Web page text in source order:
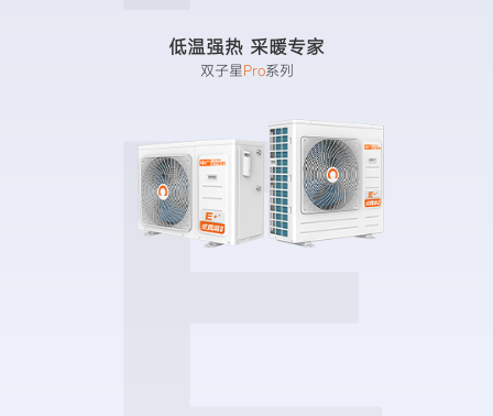
低温强热 采暖专家
双子星Pro系列
E